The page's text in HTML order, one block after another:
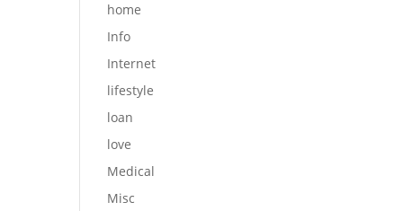
home
Info
Internet
lifestyle
loan
love
Medical
Misc